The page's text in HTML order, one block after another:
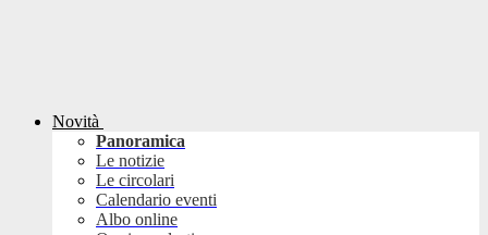
Novità
Panoramica
Le notizie
Le circolari
Calendario eventi
Albo online